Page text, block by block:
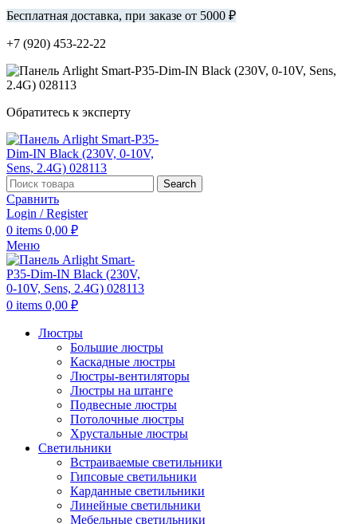
Бесплатная доставка, при заказе от 5000 ₽
+7 (920) 453-22-22
Обратитесь к эксперту
Search
Сравнить
Login / Register
0 items 0,00 ₽
Меню
0 items 0,00 ₽
Люстры
Большие люстры
Каскадные люстры
Люстры-вентиляторы
Люстры на штанге
Подвесные люстры
Потолочные люстры
Хрустальные люстры
Светильники
Встраиваемые светильники
Гипсовые светильники
Карданные светильники
Линейные светильники
Мебельные светильники